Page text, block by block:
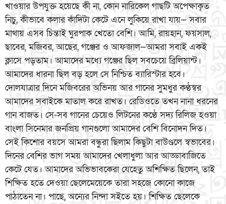
খাওয়ার উপযুক্ত হয়েছে কী না, কোন নারিকেল গাছটি অপেক্ষাকৃত
নিচু, কীভাবে কলার কাঁদিটা কেটে এনে লুকিয়ে রাখা যায়— সবার
মাথায় এসব চিন্তাই ঘুরপাক খেতো বেশি। আমি, রায়হান, ফয়সাল,
ছাবের, মজিবর, আছের, গঞ্জের ও আফজাল—আমরা সবাই একই
ক্লাসে পড়তাম। আমাদের মধ্যে গঞ্জের ছিল সবচেয়ে ব্রিলিয়ান্ট।
আমাদের ধারনা ছিল বড় হলে সে নিশ্চিত ব্যারিস্টার হবে।
দোলযাত্রার দিনে মজিবরের অভিনয় আর গানের সুমধুর কণ্ঠস্বর
আমাদের সবাইকে মাতাল করে রাখত। রেডিওতে তখন নানা ধরনের
গান বাজত। সে-সব গানের চেয়েও লিটনের কণ্ঠে সদ্য রিলিজ হওয়া
বাংলা সিনেমার জনপ্রিয় গানগুলো আমাদের বেশি বিনোদন দিত।
সেই কিশোর বয়সে আমরা বন্ধুরা ছিলাম কিছুটা বাউণ্ডলে স্বভাবের।
দিনের বেশির ভাগ সময় আমাদের খেলাধুলা আর আড্ডাবাজিতে
কেটে যেত। আমাদের অভিভাবকেরা যেহেতু অশিক্ষিত ছিলেন, তাই
শিক্ষিত হতে দেওয়া ছেলেমেয়েকে তারা সহজে কোনো কাজে
পাঠাতেন না। পাছে, অন্যের নিন্দা সইতে হয়। শিক্ষিত ছেলেকে